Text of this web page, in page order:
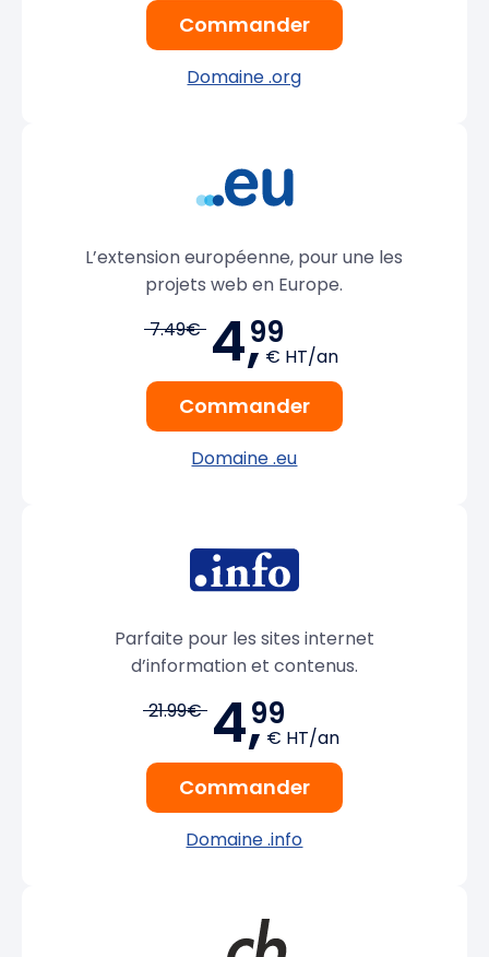
Commander
Domaine .org
L’extension européenne, pour une les
projets web en Europe.
7.49€ 4,99
€ HT/an
Commander
Domaine .eu
Parfaite pour les sites internet
d’information et contenus.
21.99€ 4,99
€ HT/an
Commander
Domaine .info